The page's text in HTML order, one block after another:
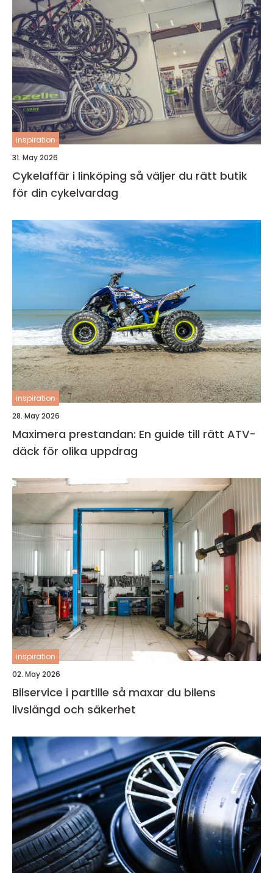
inspiration
31. May 2026
Cykelaffär i linköping så väljer du rätt butik
för din cykelvardag
inspiration
28. May 2026
Maximera prestandan: En guide till rätt ATV-
däck för olika uppdrag
inspiration
02. May 2026
Bilservice i partille så maxar du bilens
livslängd och säkerhet